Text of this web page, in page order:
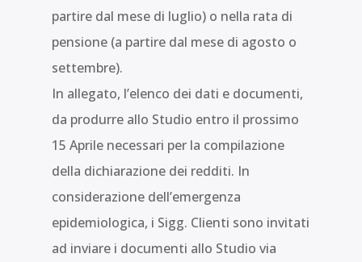
partire dal mese di luglio) o nella rata di
pensione (a partire dal mese di agosto o
settembre).
In allegato, l’elenco dei dati e documenti,
da produrre allo Studio entro il prossimo
15 Aprile necessari per la compilazione
della dichiarazione dei redditi. In
considerazione dell’emergenza
epidemiologica, i Sigg. Clienti sono invitati
ad inviare i documenti allo Studio via